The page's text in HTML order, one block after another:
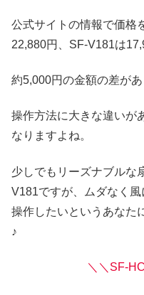
公式サイトの情報で価格
22,880円、SF-V181は
約5,000円の金額の差があ
操作方法に大きな違いが
なりますよね。
少しでもリーズナブルな
V181ですが、ムダなく
操作したいというあなた
♪
＼＼SF-